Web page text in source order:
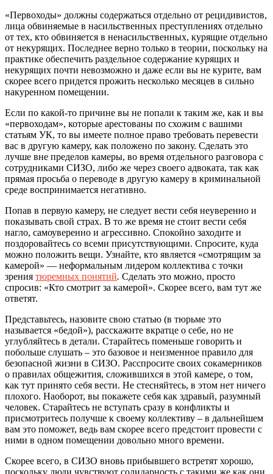
«Первоходы» должны содержаться отдельно от рецидивистов,
лица обвиняемые в насильственных преступлениях отдельно
от тех, кто обвиняется в ненасильственных, курящие отдельно
от некурящих. Последнее верно только в теории, поскольку на
практике обеспечить раздельное содержание курящих и
некурящих почти невозможно и даже если вы не курите, вам
скорее всего придется прожить несколько месяцев в сильно
накуренном помещении.
Если по какой-то причине вы не попали к таким же, как и вы
«первоходам», которые арестованы по схожим с вашими
статьям УК, то вы имеете полное право требовать перевести
вас в другую камеру, как положено по закону. Сделать это
лучше вне пределов камеры, во время отдельного разговора с
сотрудниками СИЗО, либо же через своего адвоката, так как
прямая просьба о переводе в другую камеру в криминальной
среде воспринимается негативно.
Попав в первую камеру, не следует вести себя неуверенно и
показывать свой страх. В то же время не стоит вести себя
нагло, самоуверенно и агрессивно. Спокойно заходите и
поздоровайтесь со всеми присутствующими. Спросите, куда
можно положить вещи. Узнайте, кто является «смотрящим за
камерой» — неформальным лидером коллектива с точки
зрения тюремных понятий. Сделать это можно, просто
спросив: «Кто смотрит за камерой». Скорее всего, вам тут же
ответят.
Представьтесь, назовите свою статью (в тюрьме это
называется «бедой»), расскажите вкратце о себе, но не
углубляйтесь в детали. Старайтесь поменьше говорить и
побольше слушать – это базовое и неизменное правило для
безопасной жизни в СИЗО. Расспросите своих сокамерников
о правилах общежития, сложившихся в этой камере, о том,
как тут принято себя вести. Не стесняйтесь, в этом нет ничего
плохого. Наоборот, вы покажете себя как здравый, разумный
человек. Старайтесь не вступать сразу в конфликты и
присмотритесь получше к своему коллективу – в дальнейшем
вам это поможет, ведь вам скорее всего предстоит провести с
ними в одном помещении довольно много времени.
Скорее всего, в СИЗО вновь прибывшего встретят хорошо,
поскольку люди чувствуют солидарность с такими же как они